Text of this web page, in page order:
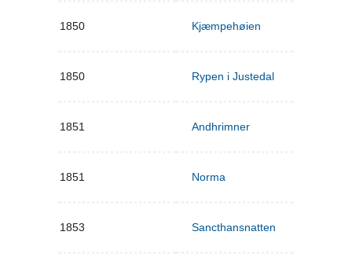
1850 Kjæmpehøien
1850 Rypen i Justedal
1851 Andhrimner
1851 Norma
1853 Sancthansnatten